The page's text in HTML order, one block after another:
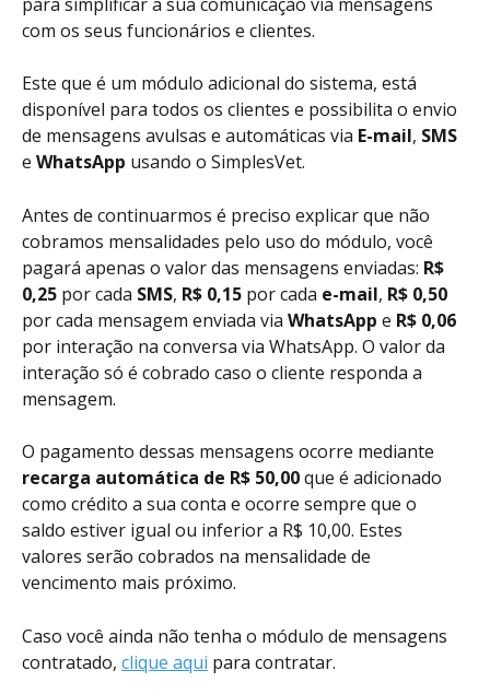
com os seus funcionários e clientes.
Este que é um módulo adicional do sistema, está
disponível para todos os clientes e possibilita o envio
de mensagens avulsas e automáticas via E-mail, SMS
e WhatsApp usando o SimplesVet.
Antes de continuarmos é preciso explicar que não
cobramos mensalidades pelo uso do módulo, você
pagará apenas o valor das mensagens enviadas: R$
0,25 por cada SMS, R$ 0,15 por cada e-mail, R$ 0,50
por cada mensagem enviada via WhatsApp e R$ 0,06
por interação na conversa via WhatsApp. O valor da
interação só é cobrado caso o cliente responda a
mensagem.
O pagamento dessas mensagens ocorre mediante
recarga automática de R$ 50,00 que é adicionado
como crédito a sua conta e ocorre sempre que o
saldo estiver igual ou inferior a R$ 10,00. Estes
valores serão cobrados na mensalidade de
vencimento mais próximo.
Caso você ainda não tenha o módulo de mensagens
contratado, clique aqui para contratar.